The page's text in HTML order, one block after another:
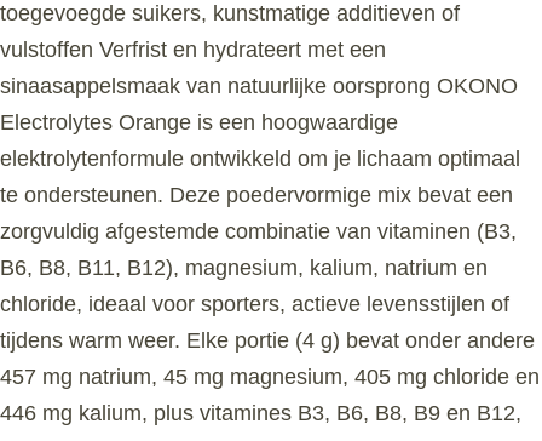
toegevoegde suikers, kunstmatige additieven of
vulstoffen Verfrist en hydrateert met een
sinaasappelsmaak van natuurlijke oorsprong OKONO
Electrolytes Orange is een hoogwaardige
elektrolytenformule ontwikkeld om je lichaam optimaal
te ondersteunen. Deze poedervormige mix bevat een
zorgvuldig afgestemde combinatie van vitaminen (B3,
B6, B8, B11, B12), magnesium, kalium, natrium en
chloride, ideaal voor sporters, actieve levensstijlen of
tijdens warm weer. Elke portie (4 g) bevat onder andere
457 mg natrium, 45 mg magnesium, 405 mg chloride en
446 mg kalium, plus vitamines B3, B6, B8, B9 en B12,